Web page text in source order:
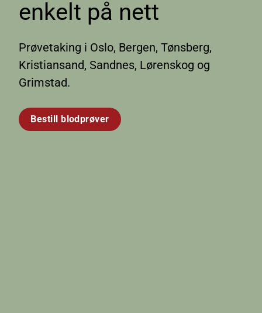
enkelt på nett
Prøvetaking i Oslo, Bergen, Tønsberg,
Kristiansand, Sandnes, Lørenskog og
Grimstad.
Bestill blodprøver